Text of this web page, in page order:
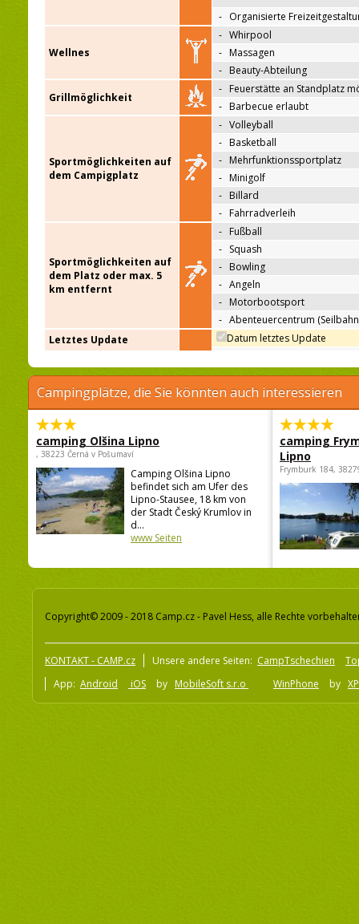
- Organisierte
Wellnes
- Whirpool
- Massagen
- Beauty-Abteilung
Grillmöglichkeit
- Feuerstätte an Standplatz
- Barbecue erlaubt
Sportmöglichkeiten auf
dem Campigplatz
- Volleyball
- Basketball
- Mehrfunktionssportplatz
- Minigolf
- Billard
- Fahrradverleih
Sportmöglichkeiten auf
dem Platz oder max. 5
km entfernt
- Fußball
- Squash
- Bowling
- Angeln
- Motorbootsport
- Abenteuercentrum
Letztes Update
Datum letztes Update
Campingplätze, die Sie könnten auch interessieren
camping Olšina Lipno
, 38223 Černá v Pošumaví
Camping Olšina Lipno
befindet sich am Ufer des
Lipno-Stausee, 18 km von
der Stadt Český Krumlov in
d...
www Seiten
camping
Lipno
Frymburk 184,
Copyright© 2009 - 2018 Camp.cz - Pavel Hess, alle Rechte
KONTAKT - CAMP.cz Unsere andere Seiten: CampTschechien
App: Android iOS by MobileSoft s.r.o WinPhone by